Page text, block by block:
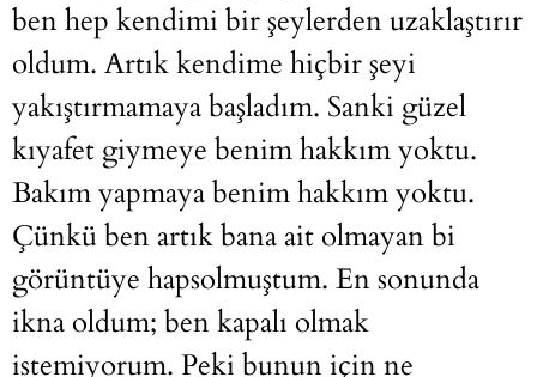
ben hep kendimi bir şeylerden uzaklaştırır
oldum. Artık kendime hiçbir şeyi
yakıştırmamaya başladım. Sanki güzel
kıyafet giymeye benim hakkım yoktu.
Bakım yapmaya benim hakkım yoktu.
Çünkü ben artık bana ait olmayan bi
görüntüye hapsolmuştum. En sonunda
ikna oldum; ben kapalı olmak
istemiyorum. Peki bunun için ne